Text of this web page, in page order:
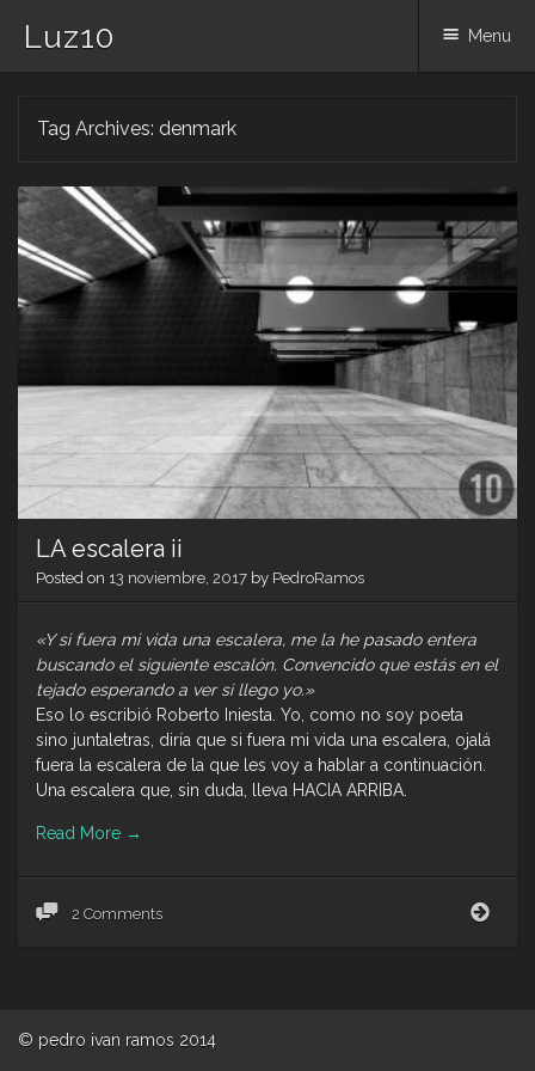
Luz10 Menu
Tag Archives: denmark
LA escalera ii
Posted on 13 noviembre, 2017 by PedroRamos
«Y si fuera mi vida una escalera, me la he pasado entera
buscando el siguiente escalón. Convencido que estás en el
tejado esperando a ver si llego yo.»
Eso lo escribió Roberto Iniesta. Yo, como no soy poeta
sino juntaletras, diría que si fuera mi vida una escalera, ojalá
fuera la escalera de la que les voy a hablar a continuación.
Una escalera que, sin duda, lleva HACIA ARRIBA.
Read More →
2 Comments
© pedro ivan ramos 2014